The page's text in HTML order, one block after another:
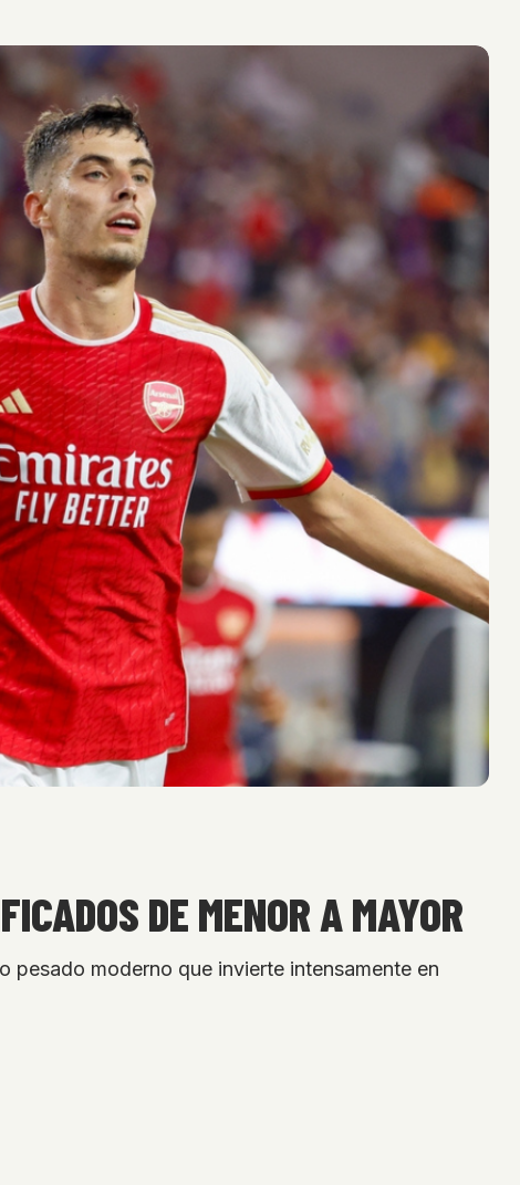
DE MENOR A MAYOR
pesado moderno que invierte intensamente en